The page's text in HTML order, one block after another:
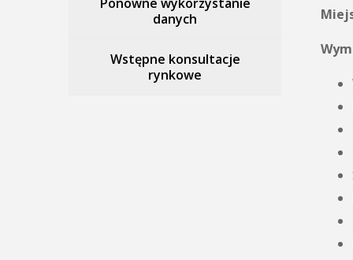
danych
Wstępne konsultacje
rynkowe